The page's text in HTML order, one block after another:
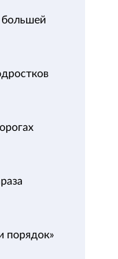
большей
порядок»